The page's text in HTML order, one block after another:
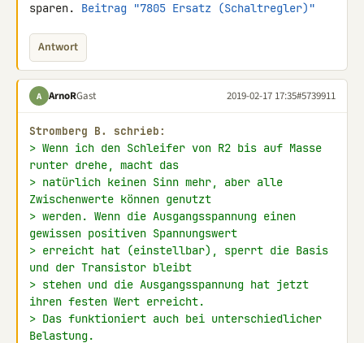
sparen. Beitrag "7805 Ersatz (Schaltregler)"
Antwort
A ArnoRGast 2019-02-17 17:35#5739911
Stromberg B. schrieb:
> Wenn ich den Schleifer von R2 bis auf Masse
runter drehe, macht das
> natürlich keinen Sinn mehr, aber alle
Zwischenwerte können genutzt
> werden. Wenn die Ausgangsspannung einen
gewissen positiven Spannungswert
> erreicht hat (einstellbar), sperrt die Basis
und der Transistor bleibt
> stehen und die Ausgangsspannung hat jetzt
ihren festen Wert erreicht.
> Das funktioniert auch bei unterschiedlicher
Belastung.